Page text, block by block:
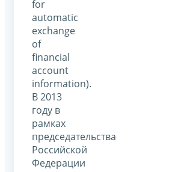
for
automatic
exchange
of
financial
account
information).
В 2013
году в
рамках
председательства
Российской
Федерации